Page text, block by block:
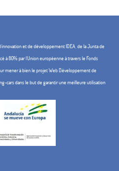
et de développement IDEA, de la Junta de
à 80% par l'Union européenne à travers le Fonds
mener à bien le projet Web Développement de
cars dans le but de garantir une meilleure utilisation